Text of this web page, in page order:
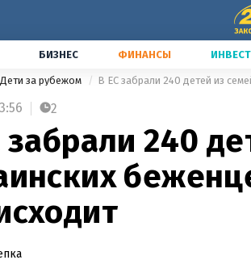
БИЗНЕС ФИНАНСЫ
Дети за рубежом В ЕС забрали 240 детей из
2
забрали 240